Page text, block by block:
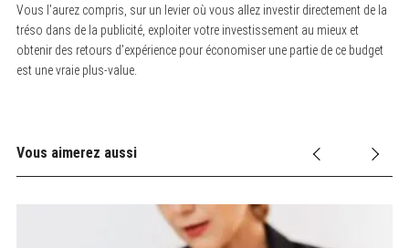
Vous l’aurez compris, sur un levier où vous allez investir directement de la
tréso dans de la publicité, exploiter votre investissement au mieux et
obtenir des retours d’expérience pour économiser une partie de ce budget
est une vraie plus-value.
Vous aimerez aussi